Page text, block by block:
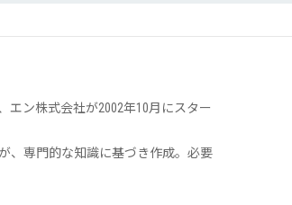
エン株式会社が2002年10月にスター
、専門的な知識に基づき作成。必要